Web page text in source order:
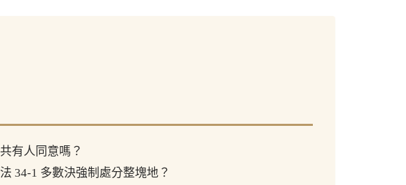
有人同意嗎？
34-1 多數決強制處分整塊地？